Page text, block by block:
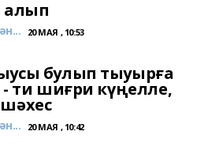
алып
20 МАЯ , 10:53
булып тыуырға
- ти шиғри күңелле,
20 МАЯ , 10:42